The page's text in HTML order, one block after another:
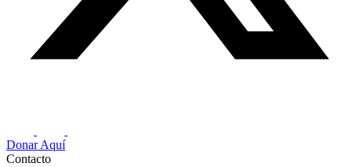
Donar Aquí
Contacto